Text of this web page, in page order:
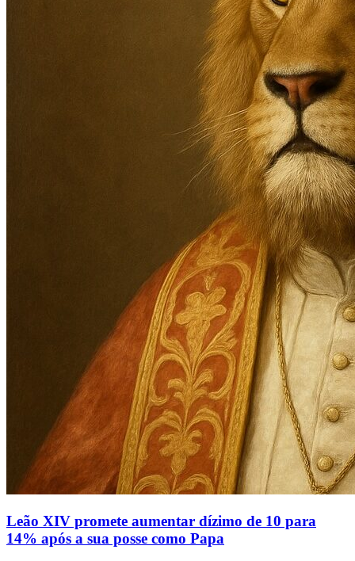
Leão XIV promete aumentar dízimo de 10 para
14% após a sua posse como Papa